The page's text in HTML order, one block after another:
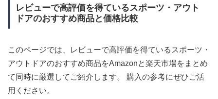
レビューで高評価を得ているスポーツ・アウト
ドアのおすすめ商品と価格比較
このページでは、レビューで高評価を得ているスポーツ・
アウトドアのおすすめ商品をAmazonと楽天市場をまとめ
て同時に厳選してご紹介します。 購入の参考にぜひご活
用ください。